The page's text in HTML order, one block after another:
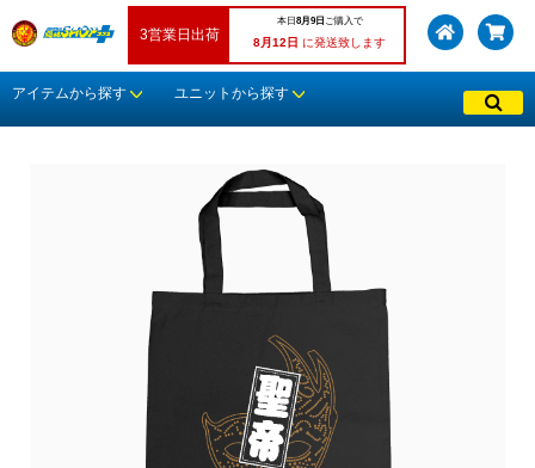
3営業日出荷
本日 8月9日 ご購入で
8月12日 に発送致します
アイテムから探す ユニットから探す